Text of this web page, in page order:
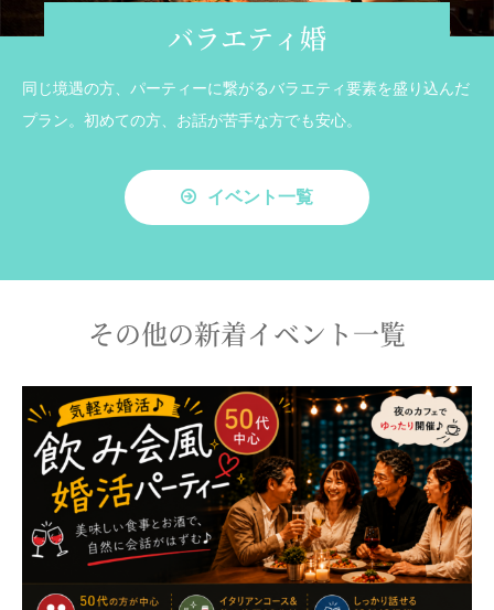
バラエティ婚
同じ境遇の方、パーティーに繋がるバラエティ要素を盛り込んだ
プラン。初めての方、お話が苦手な方でも安心。
イベント一覧
その他の新着イベント一覧